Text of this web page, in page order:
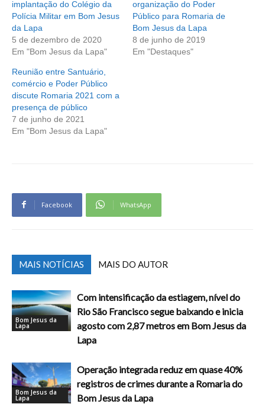
implantação do Colégio da
Polícia Militar em Bom Jesus
da Lapa
5 de dezembro de 2020
Em "Bom Jesus da Lapa"
organização do Poder
Público para Romaria de
Bom Jesus da Lapa
8 de junho de 2019
Em "Destaques"
Reunião entre Santuário,
comércio e Poder Público
discute Romaria 2021 com a
presença de público
7 de junho de 2021
Em "Bom Jesus da Lapa"
Facebook WhatsApp
MAIS NOTÍCIAS MAIS DO AUTOR
Bom Jesus da
Lapa
Com intensificação da estiagem, nível do
Rio São Francisco segue baixando e inicia
agosto com 2,87 metros em Bom Jesus da
Lapa
Bom Jesus da
Lapa
Operação integrada reduz em quase 40%
registros de crimes durante a Romaria do
Bom Jesus da Lapa